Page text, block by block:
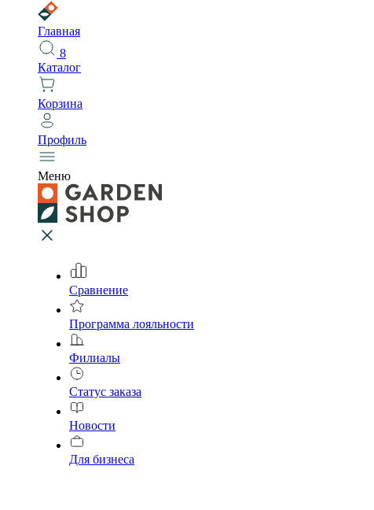
Главная
8
Каталог
Корзина
Профиль
Меню
Сравнение
Программа лояльности
Филиалы
Статус заказа
Новости
Для бизнеса